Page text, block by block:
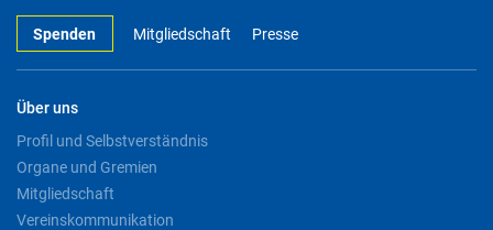
Spenden Mitgliedschaft Presse
Über uns
Profil und Selbstverständnis
Organe und Gremien
Mitgliedschaft
Vereinskommunikation